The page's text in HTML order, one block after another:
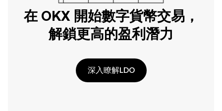
在 OKX 開始數字貨幣交易，
解鎖更高的盈利潛力
深入瞭解LDO